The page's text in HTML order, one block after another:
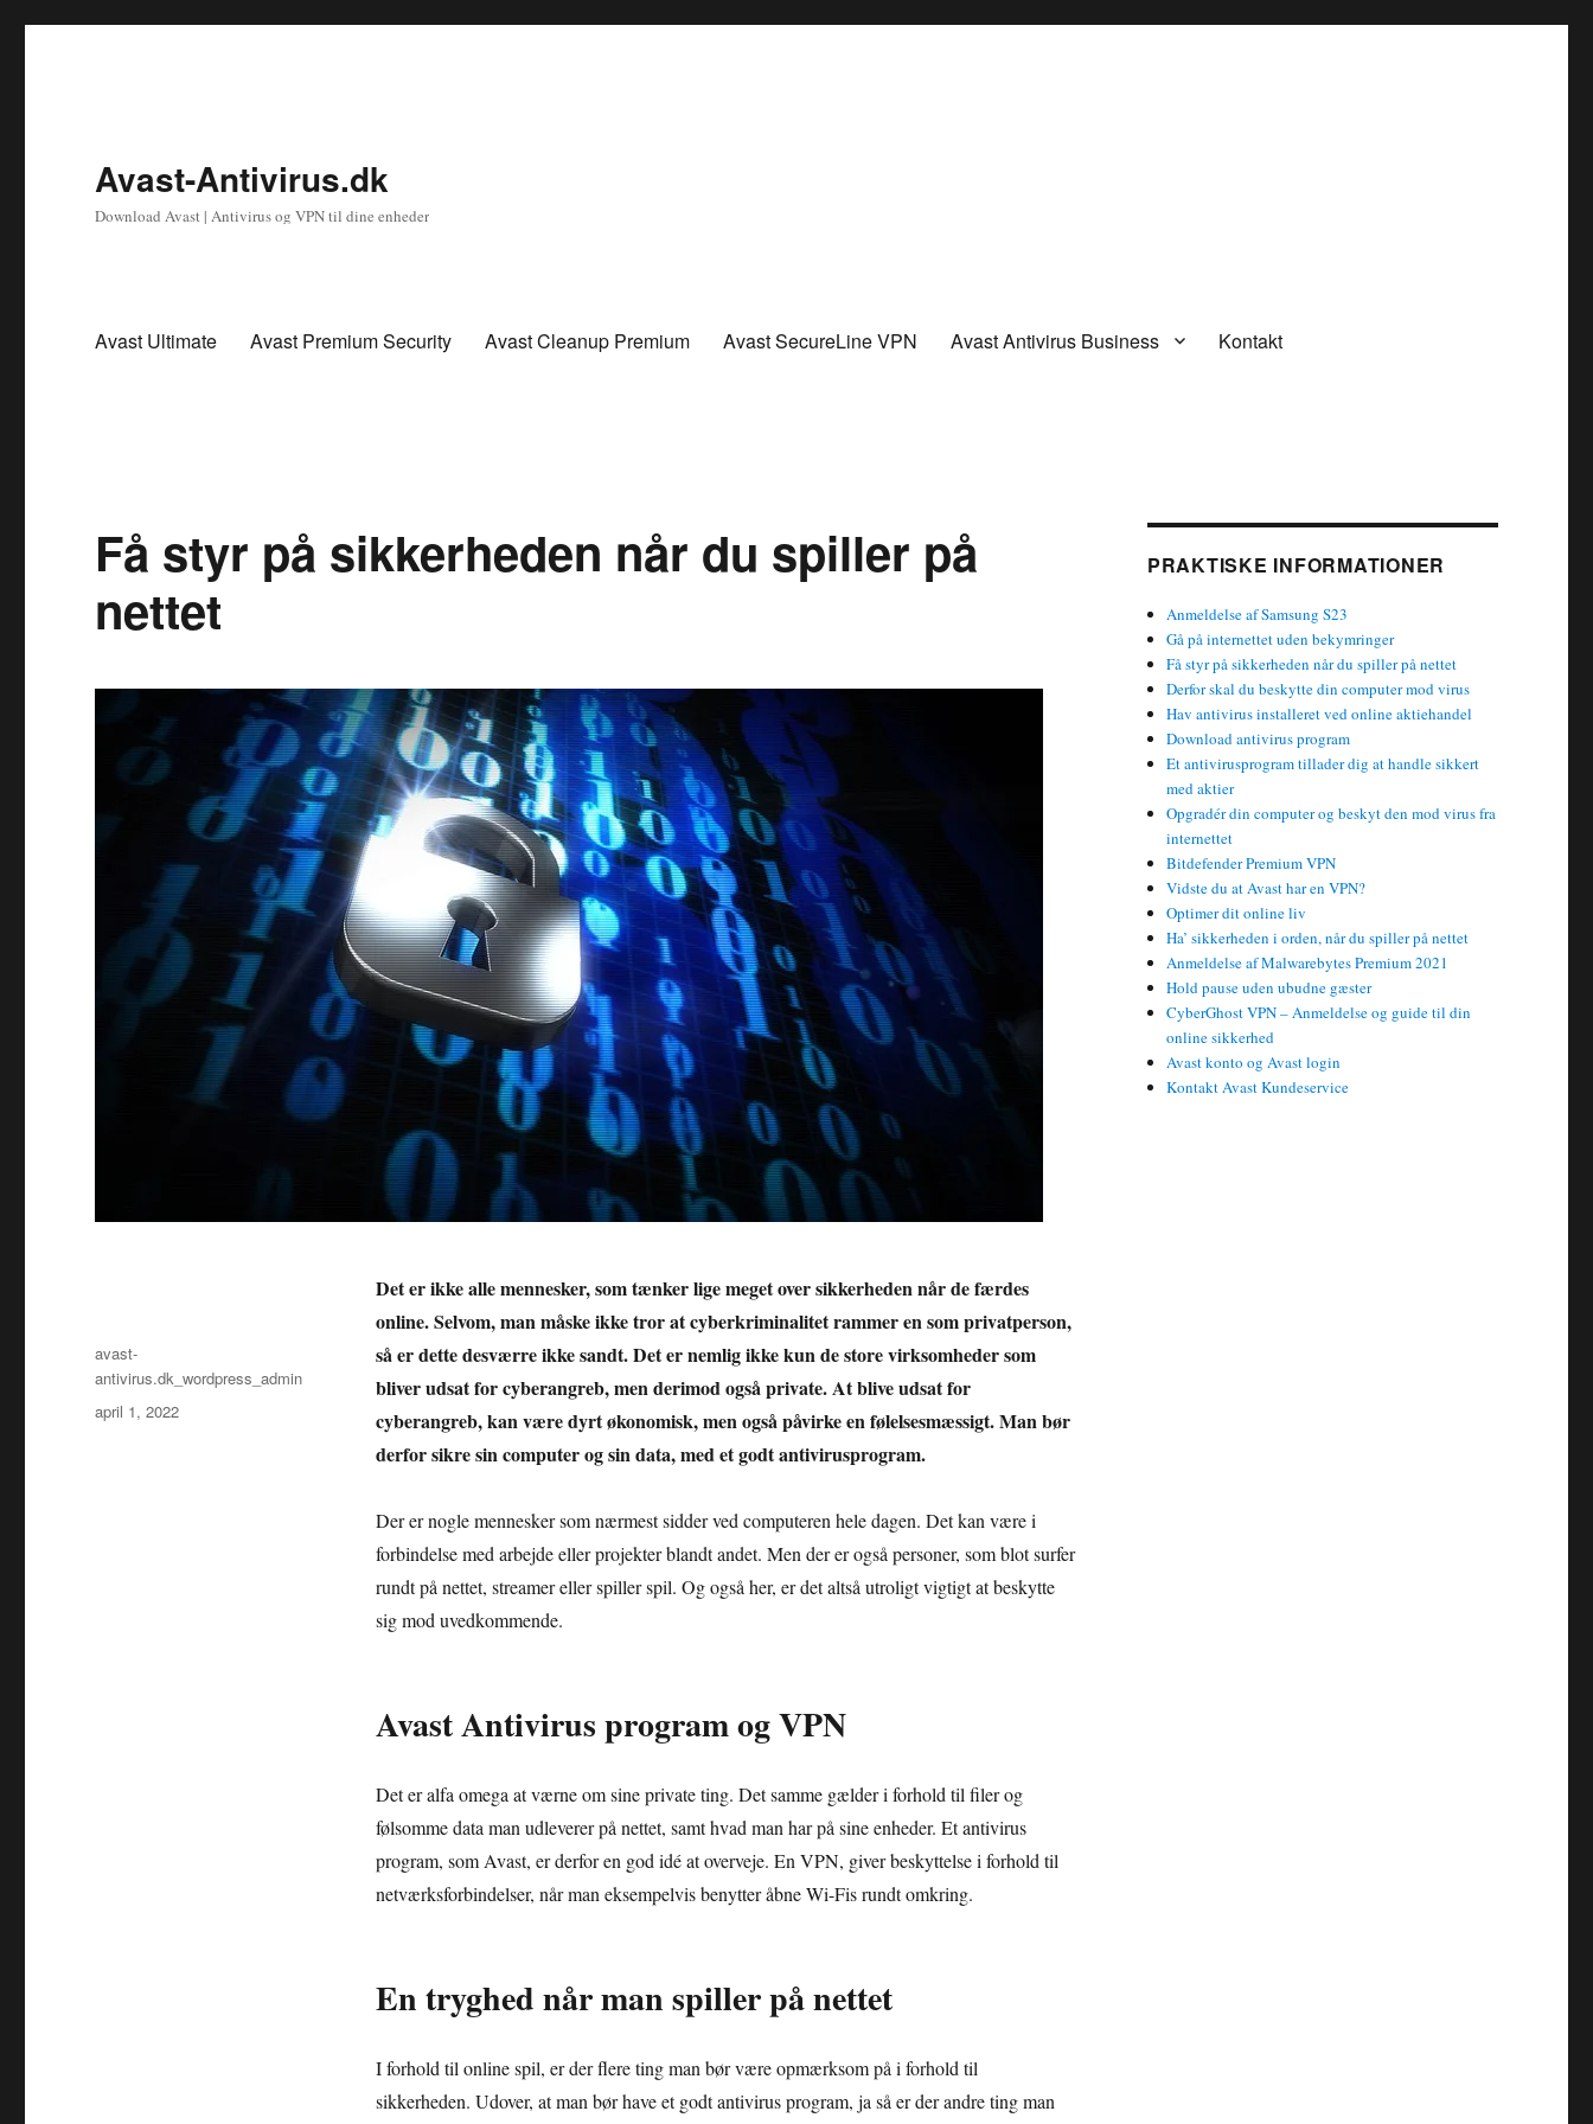
Avast-Antivirus.dk
Download Avast | Antivirus og VPN til dine enheder
Avast Ultimate Avast Premium Security Avast Cleanup Premium Avast SecureLine VPN Avast Antivirus Business Kontakt
Få styr på sikkerheden når du spiller på
nettet
Det er ikke alle mennesker, som tænker lige meget over sikkerheden når de færdes
online. Selvom, man måske ikke tror at cyberkriminalitet rammer en som privatperson,
så er dette desværre ikke sandt. Det er nemlig ikke kun de store virksomheder som
bliver udsat for cyberangreb, men derimod også private. At blive udsat for
cyberangreb, kan være dyrt økonomisk, men også påvirke en følelsesmæssigt. Man bør
derfor sikre sin computer og sin data, med et godt antivirusprogram.
Der er nogle mennesker som nærmest sidder ved computeren hele dagen. Det kan være i
forbindelse med arbejde eller projekter blandt andet. Men der er også personer, som blot surfer
rundt på nettet, streamer eller spiller spil. Og også her, er det altså utroligt vigtigt at beskytte
sig mod uvedkommende.
Avast Antivirus program og VPN
Det er alfa omega at værne om sine private ting. Det samme gælder i forhold til filer og
følsomme data man udleverer på nettet, samt hvad man har på sine enheder. Et antivirus
program, som Avast, er derfor en god idé at overveje. En VPN, giver beskyttelse i forhold til
netværksforbindelser, når man eksempelvis benytter åbne Wi-Fis rundt omkring.
En tryghed når man spiller på nettet
I forhold til online spil, er der flere ting man bør være opmærksom på i forhold til
sikkerheden. Udover, at man bør have et godt antivirus program, ja så er der andre ting man
Forfatter
avast-
antivirus.dk_wordpress_admin
Udgivet
april 1, 2022
PRAKTISKE INFORMATIONER
Anmeldelse af Samsung S23
Gå på internettet uden bekymringer
Få styr på sikkerheden når du spiller på nettet
Derfor skal du beskytte din computer mod virus
Hav antivirus installeret ved online aktiehandel
Download antivirus program
Et antivirusprogram tillader dig at handle sikkert
med aktier
Opgradér din computer og beskyt den mod virus fra
internettet
Bitdefender Premium VPN
Vidste du at Avast har en VPN?
Optimer dit online liv
Ha’ sikkerheden i orden, når du spiller på nettet
Anmeldelse af Malwarebytes Premium 2021
Hold pause uden ubudne gæster
CyberGhost VPN – Anmeldelse og guide til din
online sikkerhed
Avast konto og Avast login
Kontakt Avast Kundeservice